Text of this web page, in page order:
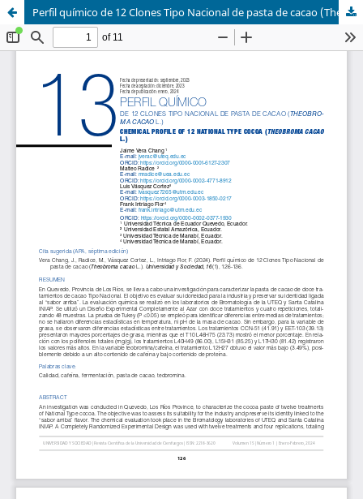
Perfil químico de 12 Clones Tipo Nacional de pasta de cacao (Theobroma cacao L.)